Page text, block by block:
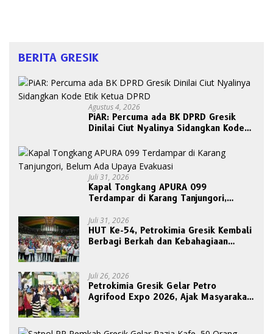
BERITA GRESIK
Agustus 4, 2026
PiAR: Percuma ada BK DPRD Gresik
Dinilai Ciut Nyalinya Sidangkan Kode
Juli 31, 2026
Kapal Tongkang APURA 099
Terdampar di Karang Tanjungori,
Juli 31, 2026
HUT Ke-54, Petrokimia Gresik Kembali
Berbagi Berkah dan Kebahagiaan
Juli 26, 2026
Petrokimia Gresik Gelar Petro
Agrifood Expo 2026, Ajak Masyarakat